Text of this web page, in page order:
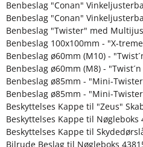
Benbeslag "Conan"
Benbeslag "Conan"
Benbeslag "Twister" med
Benbeslag 100x100mm - "X-
Benbeslag ø60mm (M10) -
Benbeslag ø60mm (M8) -
Benbeslag ø85mm - "Mini-
Benbeslag ø85mm - "Mini-
Beskyttelses Kappe til "Zeus"
Beskyttelses Kappe til Nøgleboks
Beskyttelses Kappe til
Bilrude Beslag til Nøgleboks